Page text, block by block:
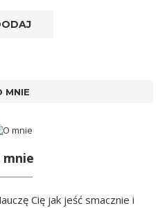
MNIE
mnie
Cię jak jeść smacznie i